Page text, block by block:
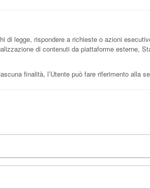
legge, rispondere a richieste o azioni
di contenuti da piattaforme esterne,
finalità, l’Utente può fare riferimento alla